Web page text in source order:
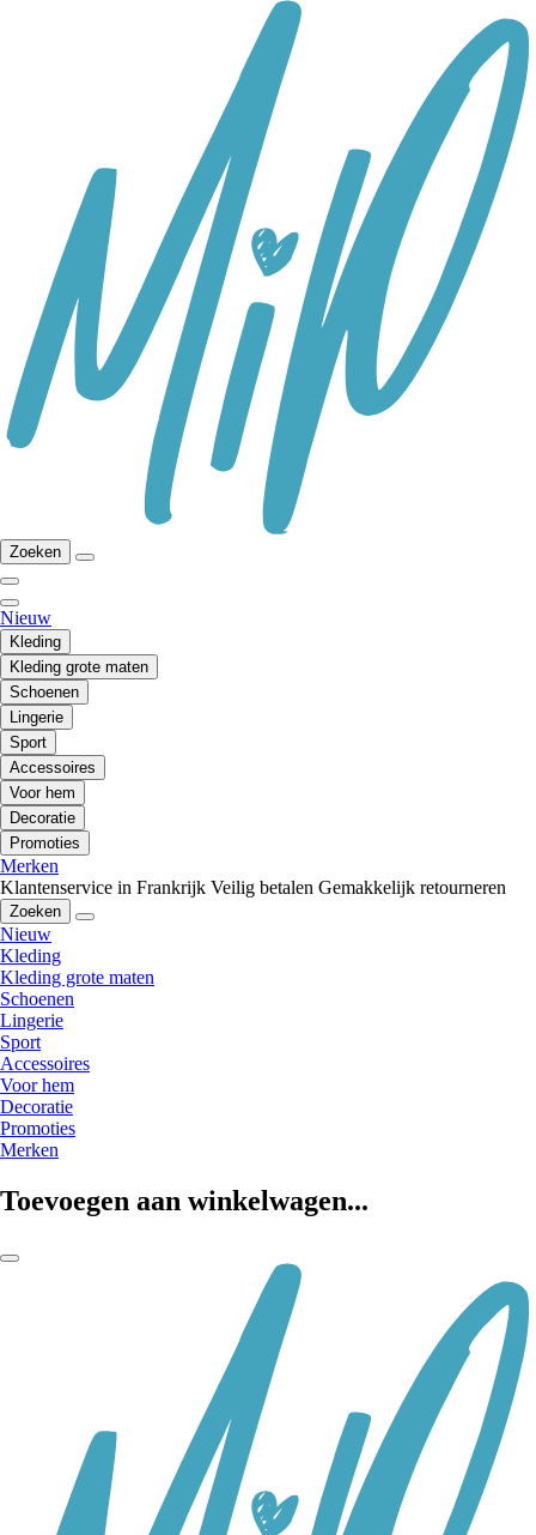
Zoeken
Nieuw
Kleding
Kleding grote maten
Schoenen
Lingerie
Sport
Accessoires
Voor hem
Decoratie
Promoties
Merken
Klantenservice in Frankrijk Veilig betalen Gemakkelijk retourneren
Zoeken
Nieuw
Kleding
Kleding grote maten
Schoenen
Lingerie
Sport
Accessoires
Voor hem
Decoratie
Promoties
Merken
Toevoegen aan winkelwagen...